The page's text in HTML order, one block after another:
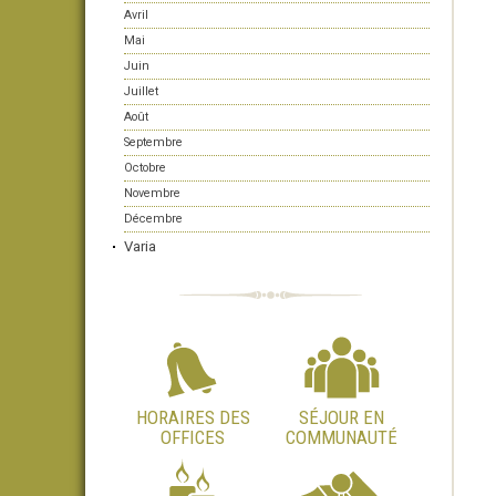
Avril
Mai
Juin
Juillet
Août
Septembre
Octobre
Novembre
Décembre
Varia
HORAIRES DES
OFFICES
SÉJOUR EN
COMMUNAUTÉ